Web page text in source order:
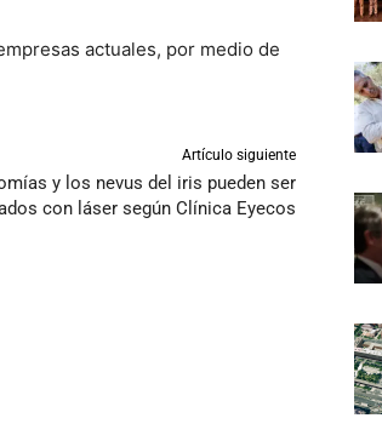
actuales, por medio de
Artículo siguiente
y los nevus del iris pueden ser
con láser según Clínica Eyecos